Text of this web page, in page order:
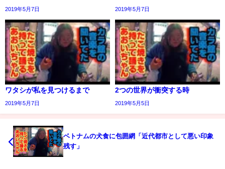
2019年5月7日 2019年5月7日
ワタシが私を見つけるまで
2019年5月7日
2つの世界が衝突する時
2019年5月5日
ベトナムの犬食に包囲網「近代都市として悪い印象
残す」